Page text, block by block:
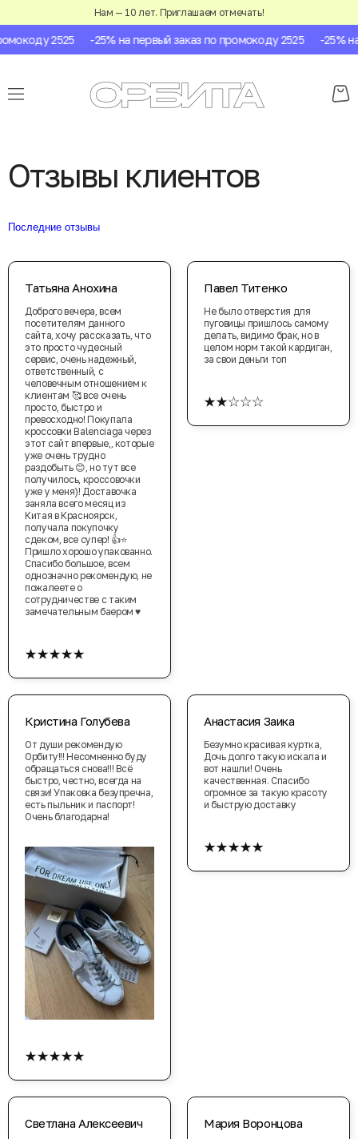
Нам — 10 лет. Приглашаем отмечать!
2525 -25% на первый заказ по промокоду 2525 -25% на
Отзывы клиентов
Последние отзывы
Татьяна Анохина
Доброго вечера, всем
посетителям данного
сайта, хочу рассказать, что
это просто чудесный
сервис, очень надежный,
ответственный, с
человечным отношением к
клиентам 🥰 все очень
просто, быстро и
превосходно! Покупала
кроссовки Balenciaga через
этот сайт впервые,, которые
уже очень трудно
раздобыть 😊, но тут все
получилось, кроссовочки
уже у меня)! Доставочка
заняла всего месяц из
Китая в Красноярск,
получала покупочку
сдеком, все супер! 👍⭐️
Пришло хорошо упакованно.
Спасибо большое, всем
однозначно рекомендую, не
пожалеете о
сотрудничестве с таким
замечательным баером ♥️
★★★★★
Павел Титенко
Не было отверстия для
пуговицы пришлось самому
делать, видимо брак, но в
целом норм такой кардиган,
за свои деньги топ
★★☆☆☆
Кристина Голубева
От души рекомендую
Орбиту!!! Несомненно буду
обращаться снова!!! Всё
быстро, честно, всегда на
связи! Упаковка безупречна,
есть пыльник и паспорт!
Очень благодарна!
★★★★★
Анастасия Заика
Безумно красивая куртка,
Дочь долго такую искала и
вот нашли! Очень
качественная. Спасибо
огромное за такую красоту
и быструю доставку
★★★★★
Светлана Алексеевич Мария Воронцова